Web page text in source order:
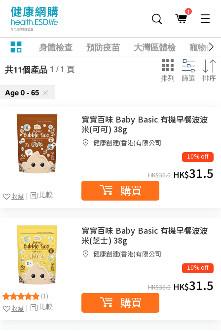
1
身體檢查 預防疫苗 大灣區體檢
寵物健
共11個產品 1 / 1 頁
排列 篩選 排序
Age 0 - 65
比較
收藏
寶寶百味 Baby Basic 有機早餐波波
米(可可) 38g
健康創建(香港)有限公司
10% off
HK$35.0 HK$31.5
購買
(1)
比較
收藏
寶寶百味 Baby Basic 有機早餐波波
米(芝士) 38g
健康創建(香港)有限公司
10% off
HK$35.0 HK$31.5
購買